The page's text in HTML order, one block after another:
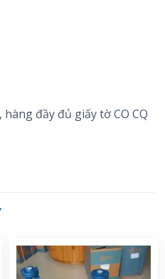
đầy đủ giấy tờ CO CQ